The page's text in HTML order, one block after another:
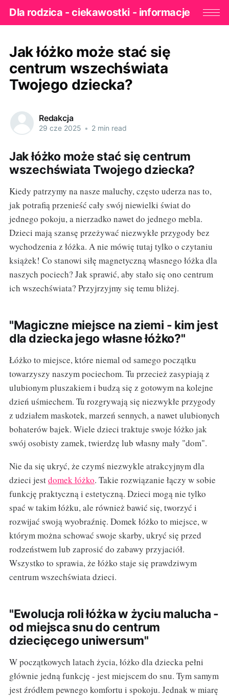
Dla rodzica - ciekawostki - informacje
Jak łóżko może stać się
centrum wszechświata
Twojego dziecka?
Redakcja
29 cze 2025 • 2 min read
Jak łóżko może stać się centrum
wszechświata Twojego dziecka?
Kiedy patrzymy na nasze maluchy, często uderza nas to,
jak potrafią przenieść cały swój niewielki świat do
jednego pokoju, a nierzadko nawet do jednego mebla.
Dzieci mają szansę przeżywać niezwykłe przygody bez
wychodzenia z łóżka. A nie mówię tutaj tylko o czytaniu
książek! Co stanowi siłę magnetyczną własnego łóżka dla
naszych pociech? Jak sprawić, aby stało się ono centrum
ich wszechświata? Przyjrzyjmy się temu bliżej.
"Magiczne miejsce na ziemi - kim jest
dla dziecka jego własne łóżko?"
Łóżko to miejsce, które niemal od samego początku
towarzyszy naszym pociechom. Tu przecież zasypiają z
ulubionym pluszakiem i budzą się z gotowym na kolejne
dzień uśmiechem. Tu rozgrywają się niezwykłe przygody
z udziałem maskotek, marzeń sennych, a nawet ulubionych
bohaterów bajek. Wiele dzieci traktuje swoje łóżko jak
swój osobisty zamek, twierdzę lub własny mały "dom".
Nie da się ukryć, że czymś niezwykle atrakcyjnym dla
dzieci jestdomek łóżko. Takie rozwiązanie łączy w sobie
funkcję praktyczną i estetyczną. Dzieci mogą nie tylko
spać w takim łóżku, ale również bawić się, tworzyć i
rozwijać swoją wyobraźnię. Domek łóżko to miejsce, w
którym można schować swoje skarby, ukryć się przed
rodzeństwem lub zaprosić do zabawy przyjaciół.
Wszystko to sprawia, że łóżko staje się prawdziwym
centrum wszechświata dzieci.
"Ewolucja roli łóżka w życiu malucha -
od miejsca snu do centrum
dziecięcego uniwersum"
W początkowych latach życia, łóżko dla dziecka pełni
głównie jedną funkcję - jest miejscem do snu. Tym samym
jest źródłem pewnego komfortu i spokoju. Jednak w miarę